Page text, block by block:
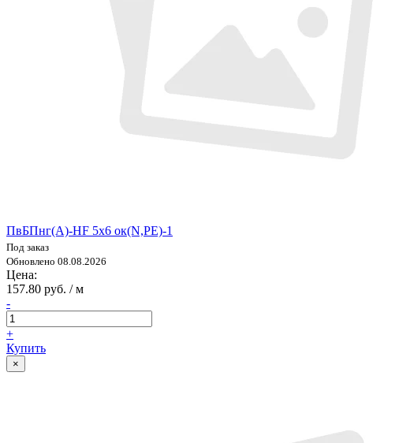
ПвБПнг(А)-HF 5х6 ок(N,PE)-1
Под заказ
Обновлено 08.08.2026
Цена:
157.80 руб. / м
-
+
Купить
×